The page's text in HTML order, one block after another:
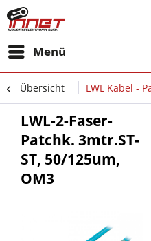
Menü
Übersicht LWL Kabel -
LWL-2-Faser-
Patchk. 3mtr.ST-
ST, 50/125um,
OM3